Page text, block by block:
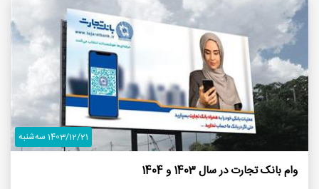
1403/12/21 سه‌شنبه
وام بانک تجارت در سال 1403 و 1404